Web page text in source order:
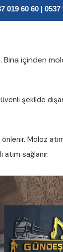
60 60 | 0537
Bina içinden
şekilde
Moloz
atım sağlanır.